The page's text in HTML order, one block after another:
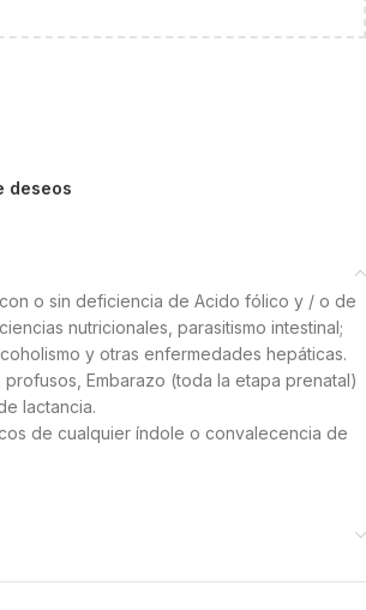
deseos
o sin deficiencia de Acido fólico y / o de
nutricionales, parasitismo intestinal;
y otras enfermedades hepáticas.
Embarazo (toda la etapa prenatal)
lactancia.
de cualquier índole o convalecencia de